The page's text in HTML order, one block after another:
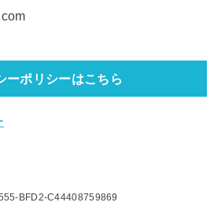
ーポリシーはこちら
BFD2-C44408759869